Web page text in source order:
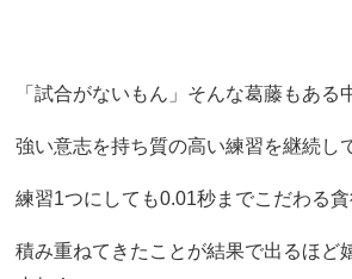
「試合がないもん」そんな葛藤もある
強い意志を持ち質の高い練習を継続し
練習1つにしても0.01秒までこだわる貪
積み重ねてきたことが結果で出るほど